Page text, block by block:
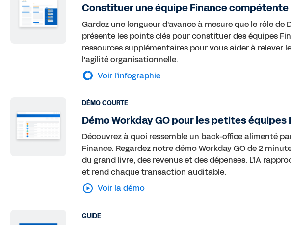
Constituer une équipe Finance compétente
Gardez une longueur d'avance à mesure que le rôle de
présente les points clés pour constituer des équipes
ressources supplémentaires pour vous aider à relever
l'agilité organisationnelle.
Voir l'infographie
DÉMO COURTE
Démo Workday GO pour les petites équipes
Découvrez à quoi ressemble un back-office alimenté
Finance. Regardez notre démo Workday GO de 2
du grand livre, des revenus et des dépenses. L'IA
et rend chaque transaction auditable.
Voir la démo
GUIDE